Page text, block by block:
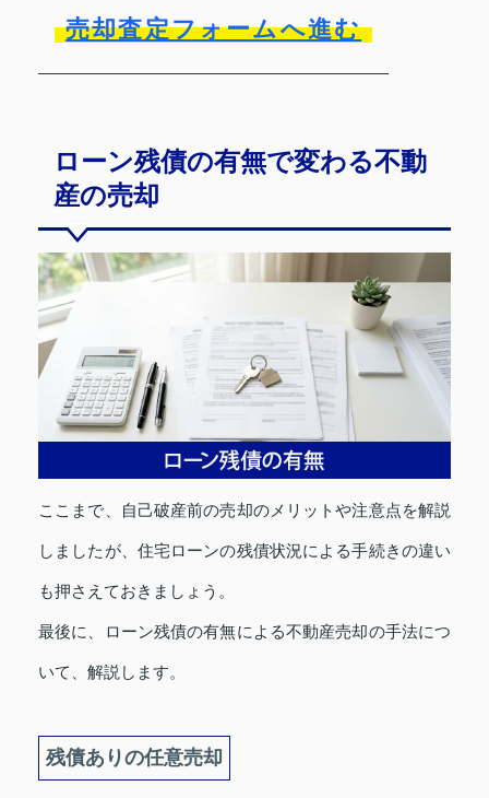
売却査定フォームへ進む
ローン残債の有無で変わる不動
産の売却
ここまで、自己破産前の売却のメリットや注意点を解説
しましたが、住宅ローンの残債状況による手続きの違い
も押さえておきましょう。
最後に、ローン残債の有無による不動産売却の手法につ
いて、解説します。
残債ありの任意売却